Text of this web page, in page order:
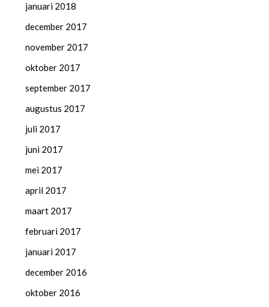
januari 2018
december 2017
november 2017
oktober 2017
september 2017
augustus 2017
juli 2017
juni 2017
mei 2017
april 2017
maart 2017
februari 2017
januari 2017
december 2016
oktober 2016